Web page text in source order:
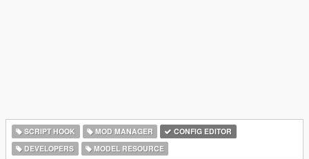
SCRIPT HOOK MOD MANAGER
CONFIG EDITOR
DEVELOPERS
MODEL RESOURCE